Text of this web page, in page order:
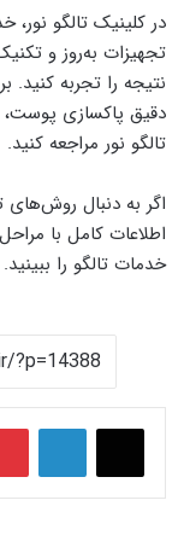
در کلینیک تالگو
تجهیزات به‌روز و
نتیجه را تجربه
دقیق پاکسازی
تالگو نور مراجعه کنید.
اگر به دنبال
اطلاعات کامل با
خدمات تالگو را ببینید.